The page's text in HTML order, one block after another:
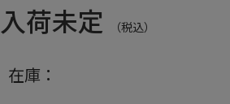
入荷未定 （税込）
在庫：